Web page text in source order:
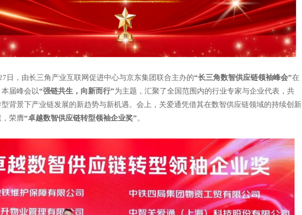
日，由长三角产业互联网促进中心与京东集团联合主办的“长三角数智供应链领袖峰会”在
本届峰会以“强链共生，向新而行”为主题，汇聚了全国范围内的行业专家与企业代表，共
型背景下产业链发展的新趋势与新机遇。会上，关爱通凭借其在数智供应链领域的持续创新
荣膺“卓越数智供应链转型领袖企业奖”。
声 明